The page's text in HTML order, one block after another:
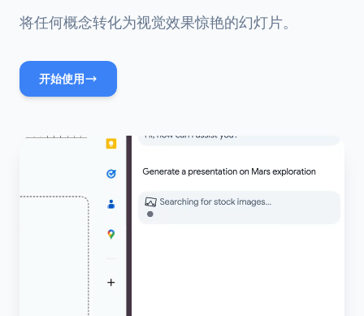
将任何概念转化为视觉效果惊艳的幻灯片。
开始使用